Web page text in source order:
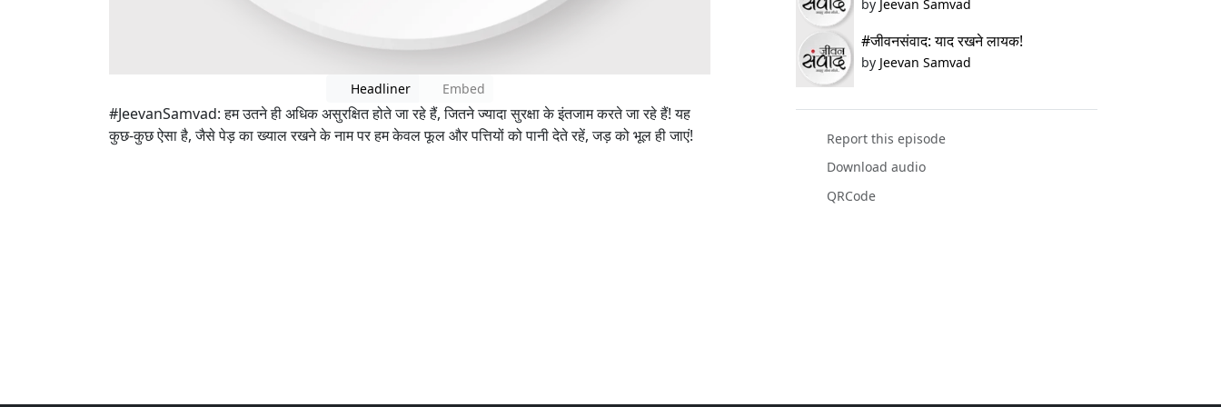
Headliner Embed
#JeevanSamvad: हम उतने ही अधिक असुरक्षित होते जा रहे हैं, जितने ज्यादा सुरक्षा के इंतजाम करते जा रहे हैं! यह
कुछ-कुछ ऐसा है, जैसे पेड़ का ख्याल रखने के नाम पर हम केवल फूल और पत्तियों को पानी देते रहें, जड़ को भूल ही जाएं!
by Jeevan Samvad
#जीवनसंवाद: याद रखने लायक!
by Jeevan Samvad
Report this episode
Download audio
QRCode